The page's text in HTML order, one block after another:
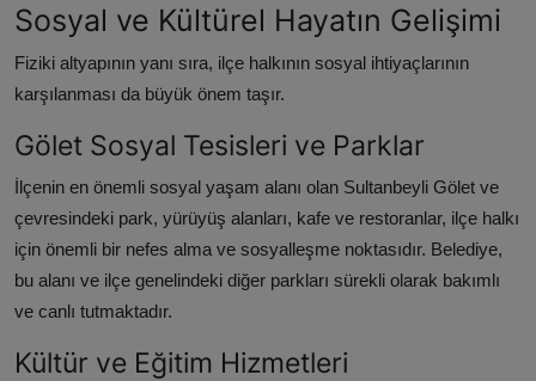
Sosyal ve Kültürel Hayatın Gelişimi
Fiziki altyapının yanı sıra, ilçe halkının sosyal ihtiyaçlarının
karşılanması da büyük önem taşır.
Gölet Sosyal Tesisleri ve Parklar
İlçenin en önemli sosyal yaşam alanı olan Sultanbeyli Gölet ve
çevresindeki park, yürüyüş alanları, kafe ve restoranlar, ilçe halkı
için önemli bir nefes alma ve sosyalleşme noktasıdır. Belediye,
bu alanı ve ilçe genelindeki diğer parkları sürekli olarak bakımlı
ve canlı tutmaktadır.
Kültür ve Eğitim Hizmetleri